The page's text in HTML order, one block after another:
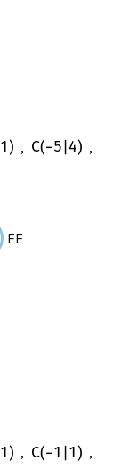
1 ) , C(−5 4) ,
FE
1 ) , C(−1 1 ) ,